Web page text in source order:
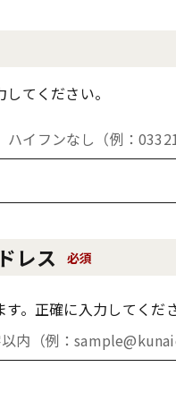
てください。
イフンなし（例：
レス 必須
。正確に入力してくだ
内（例：